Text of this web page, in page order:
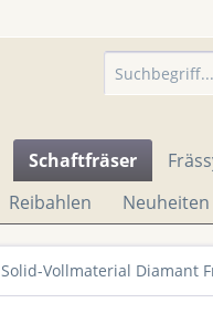
Schaftfräser
Reibahlen
Neuheiten
Solid-Vollmaterial Diamant